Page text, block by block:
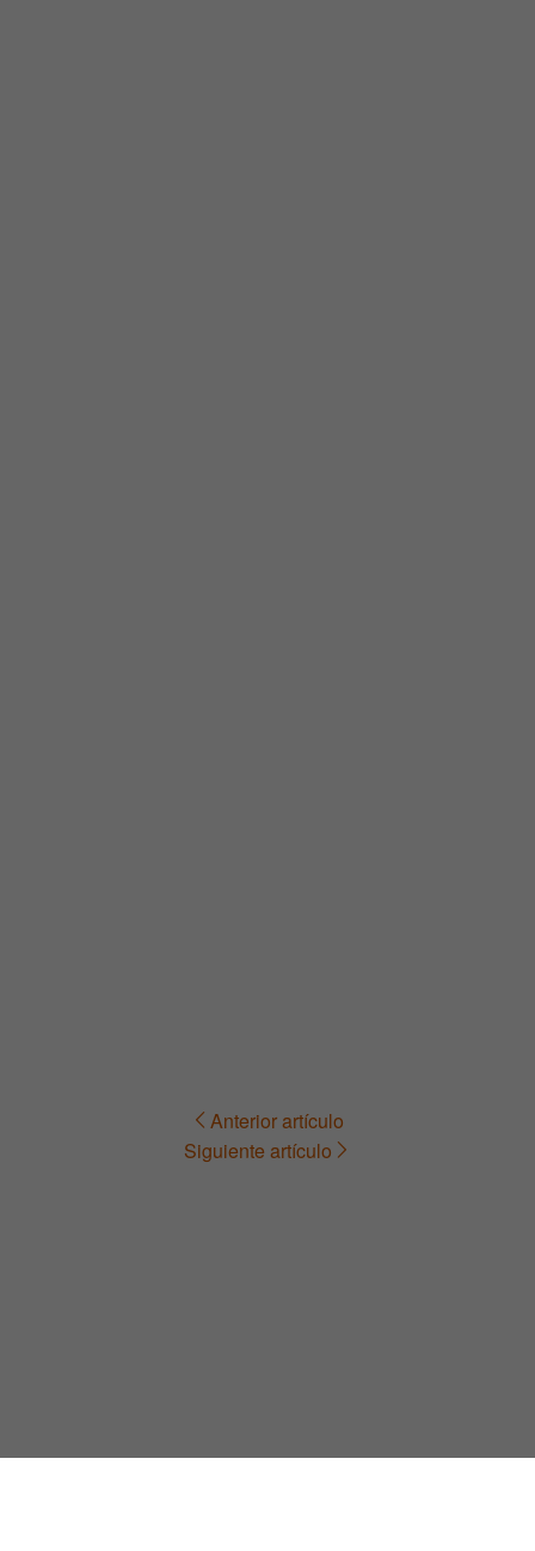
Navegación Anterior artículo
Siguiente artículo